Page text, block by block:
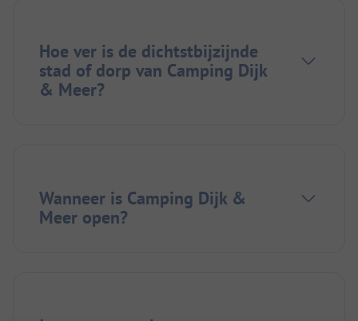
Hoe ver is de dichtstbijzijnde
stad of dorp van Camping Dijk
& Meer?
Wanneer is Camping Dijk &
Meer open?